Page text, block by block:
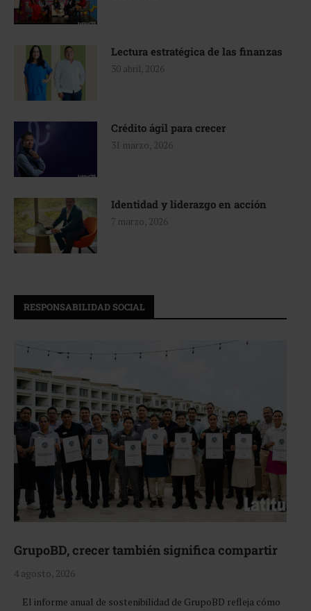
Lectura estratégica de las finanzas
30 abril, 2026
Crédito ágil para crecer
31 marzo, 2026
Identidad y liderazgo en acción
7 marzo, 2026
RESPONSABILIDAD SOCIAL
GrupoBD, crecer también significa compartir
4 agosto, 2026
El informe anual de sostenibilidad de GrupoBD refleja cómo